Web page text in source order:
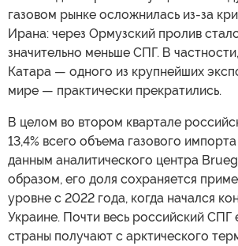
газовом рынке осложнилась из-за
Ирана: через Ормузский пролив
значительно меньше СПГ. В
Катара — одного из крупнейших
мире — практически прекратились.
В целом во втором квартале
13,4% всего объема газового
данным аналитического центра
образом, его доля сохраняется
уровне с 2022 года, когда начался
Украине. Почти весь российский СПГ
страны получают с арктического